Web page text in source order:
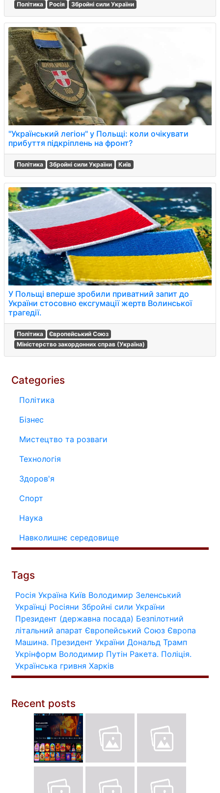
Політика Росія Збройні сили України
"Український легіон" у Польщі: коли очікувати
прибуття підкріплень на фронт?
Політика Збройні сили України Київ
У Польщі вперше зробили приватний запит до
України стосовно ексгумації жертв Волинської
трагедії.
Політика
Європейський Союз
Міністерство закордонних справ (Україна)
Categories
Політика
Бізнес
Мистецтво та розваги
Технологія
Здоров'я
Спорт
Наука
Навколишнє середовище
Tags
Росія Україна Київ Володимир Зеленський
Українці Росіяни Збройні сили України
Президент (державна посада) Безпілотний
літальний апарат Європейський Союз Європа
Машина. Президент України Дональд Трамп
Укрінформ Володимир Путін Ракета. Поліція.
Українська гривня Харків
Recent posts